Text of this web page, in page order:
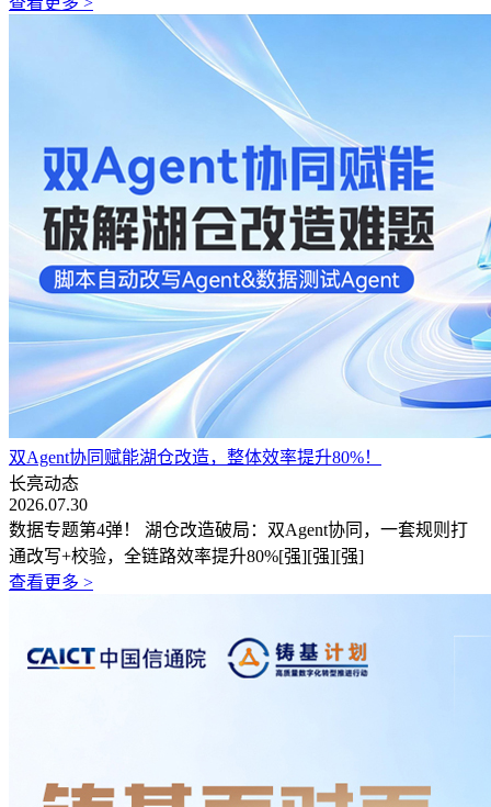
双Agent协同赋能湖仓改造，整体效率提升80%！
长亮动态
2026.07.30
数据专题第4弹！ 湖仓改造破局：双Agent协同，一套规则打
通改写+校验，全链路效率提升80%[强][强][强]
查看更多 >